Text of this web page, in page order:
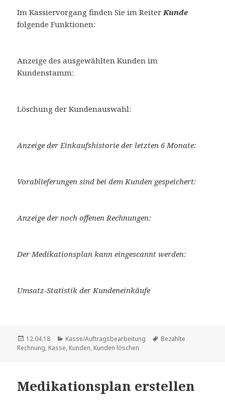
Im Kassiervorgang finden Sie im Reiter Kunde
folgende Funktionen:
Anzeige des ausgewählten Kunden im
Kundenstamm:
Löschung der Kundenauswahl:
Anzeige der Einkaufshistorie der letzten 6 Monate:
Vorablieferungen sind bei dem Kunden gespeichert:
Anzeige der noch offenen Rechnungen:
Der Medikationsplan kann eingescannt werden:
Umsatz-Statistik der Kundeneinkäufe
Veröffentlicht
am
12.04.18 Kategorien
Kasse/Auftragsbearbeitung Schlagwörter
Bezahlte
Rechnung, Kasse, Kunden, Kunden löschen
Medikationsplan erstellen